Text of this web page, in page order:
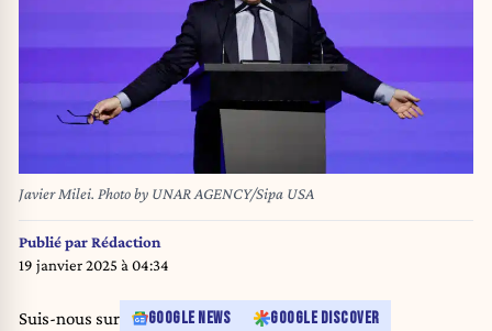
Javier Milei. Photo by UNAR AGENCY/Sipa USA
Publié parRédaction
19 janvier 2025 à 04:34
Suis-nous sur GOOGLE NEWS GOOGLE DISCOVER